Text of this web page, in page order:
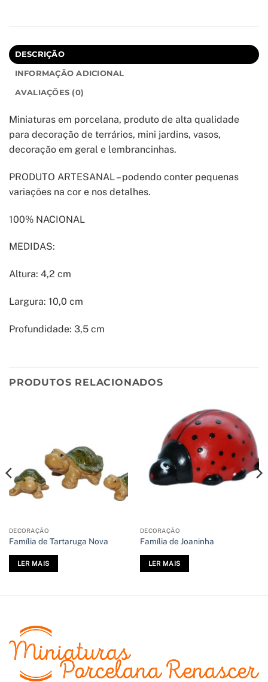
DESCRIÇÃO
INFORMAÇÃO ADICIONAL
AVALIAÇÕES (0)
Miniaturas em porcelana, produto de alta qualidade
para decoração de terrários, mini jardins, vasos,
decoração em geral e lembrancinhas.
PRODUTO ARTESANAL – podendo conter pequenas
variações na cor e nos detalhes.
100% NACIONAL
MEDIDAS:
Altura: 4,2 cm
Largura: 10,0 cm
Profundidade: 3,5 cm
PRODUTOS RELACIONADOS
DECORAÇÃO
Família de Tartaruga Nova
LER MAIS
DECORAÇÃO
Família de Joaninha
LER MAIS